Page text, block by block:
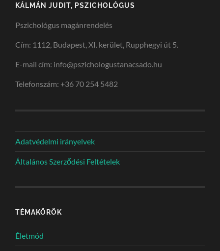
KÁLMÁN JUDIT, PSZICHOLÓGUS
Pszichológus magánrendelés
Cím: 1112, Budapest, XI. kerület, Rupphegyi út 5.
E-mail cím: info@pszichologustanacsado.hu
Telefonszám: +36 70 254 5482
Adatvédelmi irányelvek
Általános Szerződési Feltételek
TÉMAKÖRÖK
Életmód